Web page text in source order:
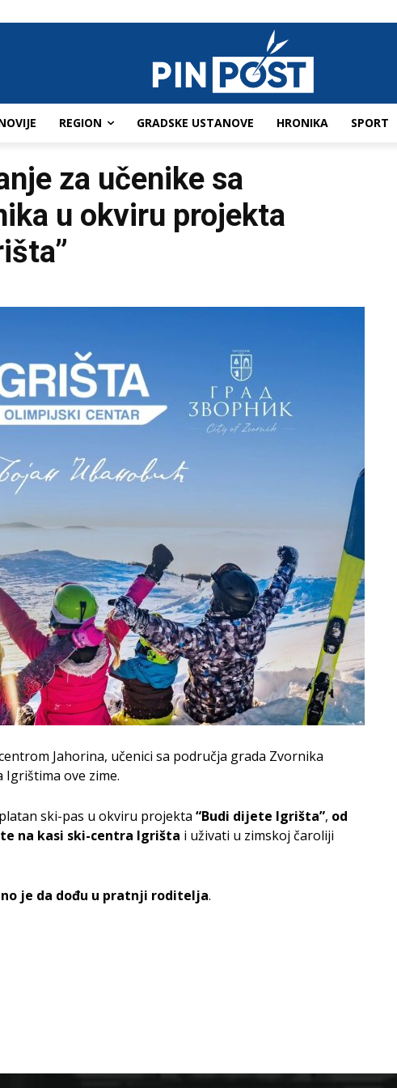
REGION GRADSKE USTANOVE HRONIKA SPORT
za učenike sa
u okviru projekta
Jahorina, učenici sa područja grada Zvornika
Igrištima ove zime.
ski-pas u okviru projekta “Budi dijete Igrišta”, od
na kasi ski-centra Igrišta i uživati u zimskoj čaroliji
je da dođu u pratnji roditelja.